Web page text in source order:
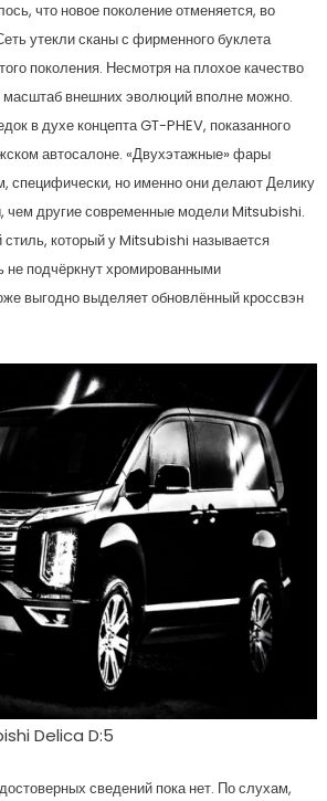
что новое поколение отменяется, во
утекли сканы с фирменного буклета
поколения. Несмотря на плохое качество
масштаб внешних эволюций вполне можно.
в духе концепта GT-PHEV, показанного
автосалоне. «Двухэтажные» фары
специфически, но именно они делают Делику
чем другие современные модели Mitsubishi.
который у Mitsubishi называется
подчёркнут хромированными
выгодно выделяет обновлённый кроссвэн
Delica D:5
сведений пока нет. По слухам,